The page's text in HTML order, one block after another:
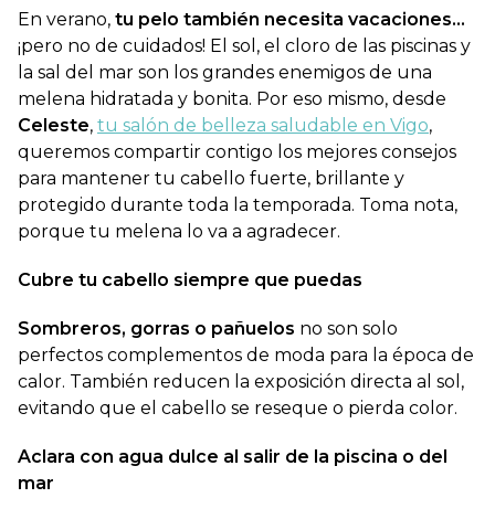
En verano, tu pelo también necesita vacaciones…
¡pero no de cuidados! El sol, el cloro de las piscinas y
la sal del mar son los grandes enemigos de una
melena hidratada y bonita. Por eso mismo, desde
Celeste, tu salón de belleza saludable en Vigo,
queremos compartir contigo los mejores consejos
para mantener tu cabello fuerte, brillante y
protegido durante toda la temporada. Toma nota,
porque tu melena lo va a agradecer.
Cubre tu cabello siempre que puedas
Sombreros, gorras o pañuelos no son solo
perfectos complementos de moda para la época de
calor. También reducen la exposición directa al sol,
evitando que el cabello se reseque o pierda color.
Aclara con agua dulce al salir de la piscina o del
mar